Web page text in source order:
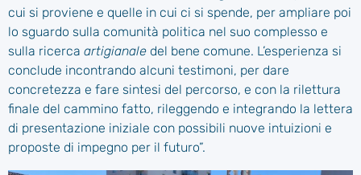
cui si proviene e quelle in cui ci si spende, per ampliare poi
lo sguardo sulla comunità politica nel suo complesso e
sulla ricerca artigianale del bene comune. L’esperienza si
conclude incontrando alcuni testimoni, per dare
concretezza e fare sintesi del percorso, e con la rilettura
finale del cammino fatto, rileggendo e integrando la lettera
di presentazione iniziale con possibili nuove intuizioni e
proposte di impegno per il futuro”.